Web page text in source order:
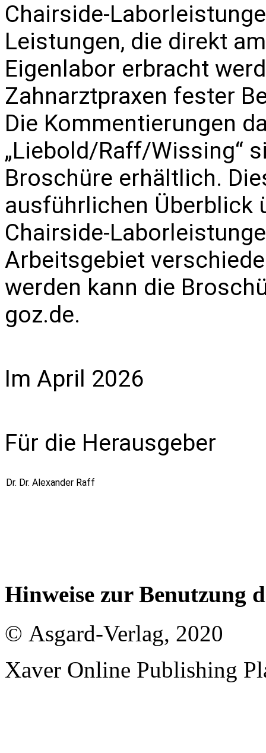
Chairside-
Leistungen, die direkt
Eigenlabor erbracht
Zahnarztpraxen fester
Die Kommentierungen
„Liebold/Raff/Wissing“
Broschüre erhältlich.
ausführlichen Überblick
Chairside-
Arbeitsgebiet
werden kann die
goz.de.
Im April 2026
Für die Herausgeber
Dr. Dr. Alexander Raff
Hinweise zur Benutzung
© Asgard-Verlag, 2020
Xaver Online Publishing